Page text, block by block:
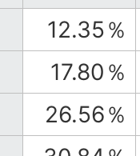
12.35％
17.80％
26.56％